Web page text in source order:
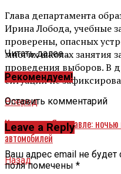
Глава департамента
Ирина Лобода, учебные
проверены, опасных
многих школах занятия
проведения выборов. В
ситуаций не
Вперед
Инцидент в Ярославле: ночью
автомобилей
Назад
Читать далее ...
Рекомендуем!
Оставить комментарий
Leave a Reply
Ваш адрес email не будет
поля помечены *